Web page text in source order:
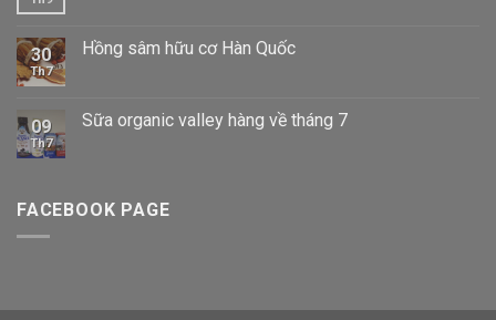
30
Th7
Hồng sâm hữu cơ Hàn Quốc
09
Th7
Sữa organic valley hàng về tháng 7
FACEBOOK PAGE